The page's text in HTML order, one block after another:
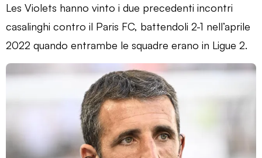
Les Violets hanno vinto i due precedenti incontri
casalinghi contro il Paris FC, battendoli 2-1 nell’aprile
2022 quando entrambe le squadre erano in Ligue 2.